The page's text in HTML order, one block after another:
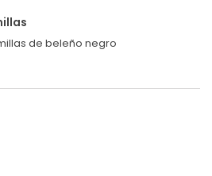
de beleño negro